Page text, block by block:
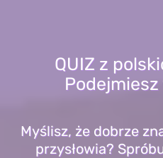
QUIZ z
Myślisz, że dobrze
przysłowia?